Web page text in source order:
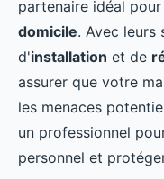
partenaire idéal
domicile. Avec leurs
d'installation et de
assurer que votre
les menaces
un professionnel
personnel et